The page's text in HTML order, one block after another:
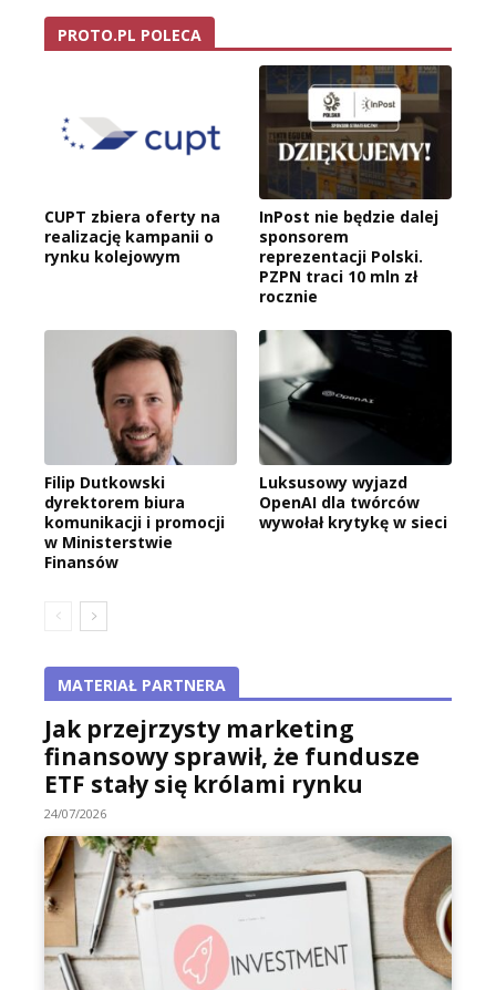
PROTO.PL POLECA
CUPT zbiera oferty na
realizację kampanii o
rynku kolejowym
InPost nie będzie dalej
sponsorem
reprezentacji Polski.
PZPN traci 10 mln zł
rocznie
Filip Dutkowski
dyrektorem biura
komunikacji i promocji
w Ministerstwie
Finansów
Luksusowy wyjazd
OpenAI dla twórców
wywołał krytykę w sieci
MATERIAŁ PARTNERA
Jak przejrzysty marketing
finansowy sprawił, że fundusze
ETF stały się królami rynku
24/07/2026